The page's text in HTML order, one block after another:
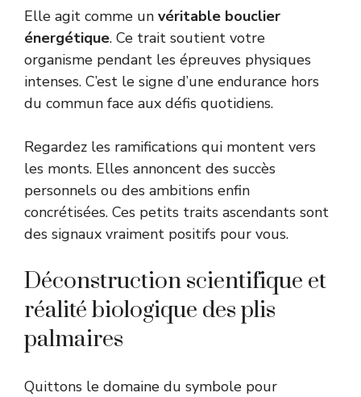
Elle agit comme un véritable bouclier
énergétique. Ce trait soutient votre
organisme pendant les épreuves physiques
intenses. C’est le signe d’une endurance hors
du commun face aux défis quotidiens.
Regardez les ramifications qui montent vers
les monts. Elles annoncent des succès
personnels ou des ambitions enfin
concrétisées. Ces petits traits ascendants sont
des signaux vraiment positifs pour vous.
Déconstruction scientifique et
réalité biologique des plis
palmaires
Quittons le domaine du symbole pour